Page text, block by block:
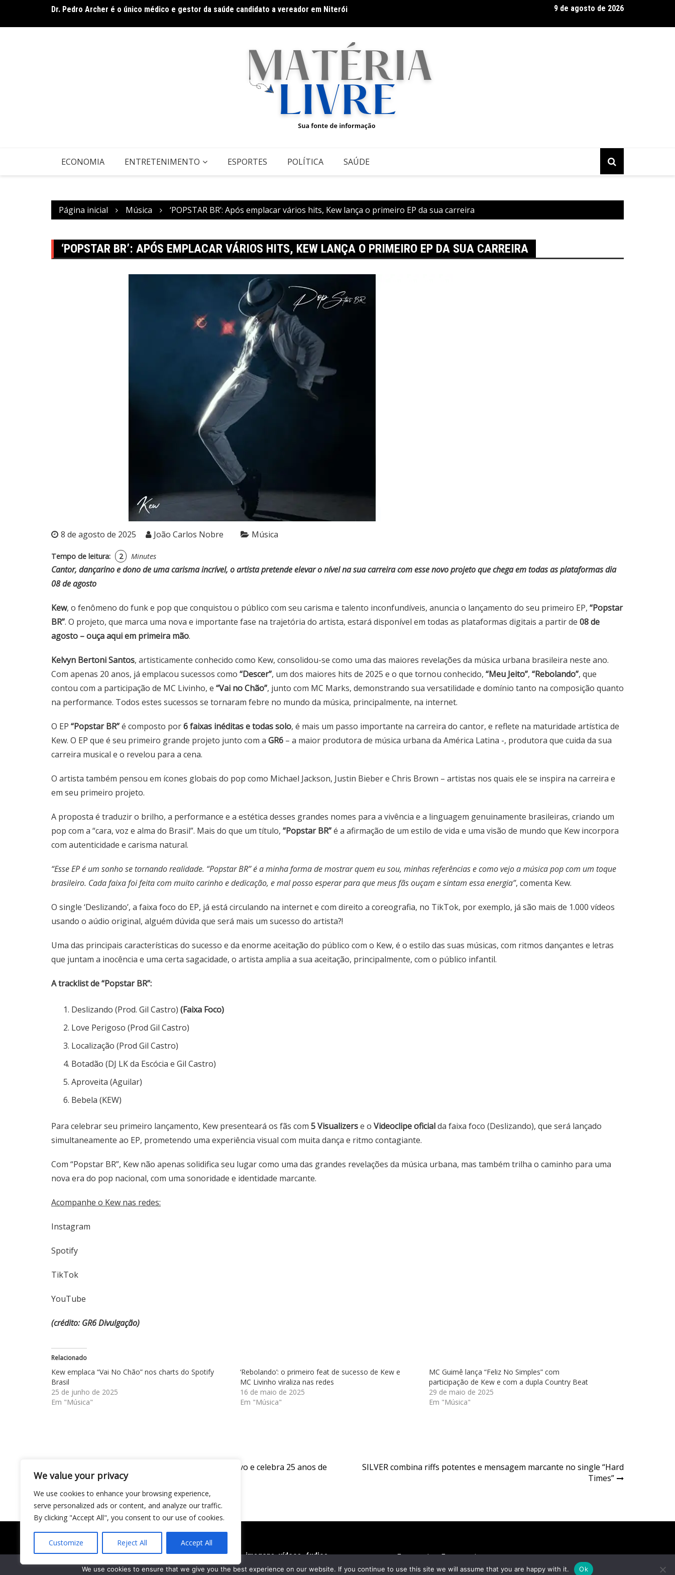
We value your privacy
We use cookies to enhance your browsing experience,
serve personalized ads or content, and analyze our traffic.
By clicking "Accept All", you consent to our use of cookies.
Customize Reject All Accept All
o
Dr. Pedro Archer é o único médico e gestor da saúde candidato a vereador em Niterói
De olho no líder: Jhonathan Silva projeta duelo do Athletic contra o Criciúma
Thiago Silva se destaca como expert em extensão capilar e aposta na
9 de agosto de 2026
ECONOMIA ENTRETENIMENTO ESPORTES POLÍTICA SAÚDE
Página inicial Música ‘POPSTAR BR’: Após emplacar vários hits, Kew lança o primeiro EP da sua carreira
‘POPSTAR BR’: APÓS EMPLACAR VÁRIOS HITS, KEW LANÇA O PRIMEIRO EP DA SUA CARREIRA
8 de agosto de 2025 João Carlos Nobre Música
Tempo de leitura: 2 Minutes
Cantor, dançarino e dono de uma carisma incrível, o artista pretende elevar o nível na sua carreira com esse novo projeto que chega em todas as plataformas dia
08 de agosto
Kew, o fenômeno do funk e pop que conquistou o público com seu carisma e talento inconfundíveis, anuncia o lançamento do seu primeiro EP, “Popstar
BR”. O projeto, que marca uma nova e importante fase na trajetória do artista, estará disponível em todas as plataformas digitais a partir de 08 de
agosto –ouça aqui em primeira mão.
Kelvyn Bertoni Santos, artisticamente conhecido como Kew, consolidou-se como uma das maiores revelações da música urbana brasileira neste ano.
Com apenas 20 anos, já emplacou sucessos como “Descer”, um dos maiores hits de 2025 e o que tornou conhecido, “Meu Jeito”, “Rebolando”, que
contou com a participação de MC Livinho, e “Vai no Chão”, junto com MC Marks, demonstrando sua versatilidade e domínio tanto na composição quanto
na performance. Todos estes sucessos se tornaram febre no mundo da música, principalmente, na internet.
O EP “Popstar BR”é composto por6 faixas inéditas e todas solo, é mais um passo importante na carreira do cantor, e reflete na maturidade artística de
Kew. O EP que é seu primeiro grande projeto junto com a GR6 – a maior produtora de música urbana da América Latina -, produtora que cuida da sua
carreira musical e o revelou para a cena.
O artista também pensou em ícones globais do pop como Michael Jackson, Justin Bieber e Chris Brown – artistas nos quais ele se inspira na carreira e
em seu primeiro projeto.
A proposta é traduzir o brilho, a performance e a estética desses grandes nomes para a vivência e a linguagem genuinamente brasileiras, criando um
pop com a “cara, voz e alma do Brasil”. Mais do que um título, “Popstar BR”é a afirmação de um estilo de vida e uma visão de mundo que Kew incorpora
com autenticidade e carisma natural.
“Esse EP é um sonho se tornando realidade. “Popstar BR’’ é a minha forma de mostrar quem eu sou, minhas referências e como vejo a música pop com um toque
brasileiro. Cada faixa foi feita com muito carinho e dedicação, e mal posso esperar para que meus fãs ouçam e sintam essa energia”, comenta Kew.
O single ‘Deslizando’, a faixa foco do EP, já está circulando na internet e com direito a coreografia, no TikTok, por exemplo, já são mais de 1.000 vídeos
usando o aúdio original, alguém dúvida que será mais um sucesso do artista?!
Uma das principais características do sucesso e da enorme aceitação do público com o Kew, é o estilo das suas músicas, com ritmos dançantes e letras
que juntam a inocência e uma certa sagacidade, o artista amplia a sua aceitação, principalmente, com o público infantil.
A tracklist de “Popstar BR”:
Deslizando (Prod. Gil Castro) (Faixa Foco)
Love Perigoso (Prod Gil Castro)
Localização (Prod Gil Castro)
Botadão (DJ LK da Escócia e Gil Castro)
Aproveita (Aguilar)
Bebela (KEW)
Para celebrar seu primeiro lançamento, Kew presenteará os fãs com 5 Visualizerse o Videoclipe oficialda faixa foco (Deslizando), que será lançado
simultaneamente ao EP, prometendo uma experiência visual com muita dança e ritmo contagiante.
Com “Popstar BR”, Kew não apenas solidifica seu lugar como uma das grandes revelações da música urbana, mas também trilha o caminho para uma
nova era do pop nacional, com uma sonoridade e identidade marcante.
Acompanhe o Kew nas redes:
Instagram
Spotify
TikTok
YouTube
(crédito: GR6 Divulgação)
Relacionado
Kew emplaca “Vai No Chão” nos charts do Spotify
Brasil
25 de junho de 2025
Em "Música"
‘Rebolando’: o primeiro feat de sucesso de Kew e
MC Livinho viraliza nas redes
16 de maio de 2025
Em "Música"
MC Guimê lança “Feliz No Simples” com
participação de Kew e com a dupla Country Beat
29 de maio de 2025
Em "Música"
Navegação
Post
Gilmelândia relança “Bate Lata” em versão ao vivo e celebra 25 anos de
carreira
SILVER combina riffs potentes e mensagem marcante no single “Hard
Times”
Todo conteúdo publicado neste portal, incluindo textos, imagens, vídeos, áudios,
gráficos e outros materiais, é de responsabilidade do autor. © 2020 - 2024
Todos os direitos reservados ao site Matéria Livre Royale News by Themebeez
Economia
Entretenimento
Famosos
Cultura
Música
We use cookies to ensure that we give you the best experience on our website. If you continue to use this site we will assume that you are happy with it. Ok